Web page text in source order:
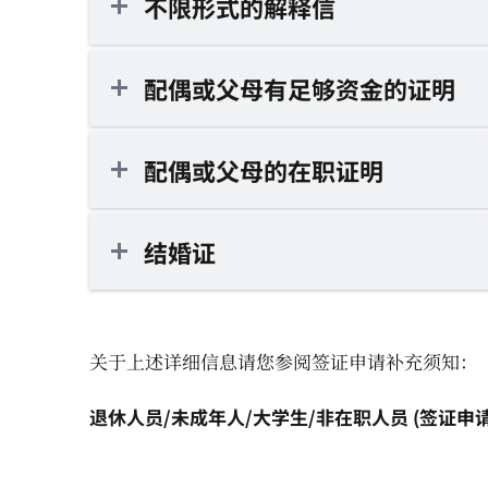
配偶或父母有足够资金的证明
配偶或父母的在职证明
结婚证
关于上述详细信息请您参阅签证申请补充须知：
退休人员/未成年人/大学生/非在职人员 (签证申